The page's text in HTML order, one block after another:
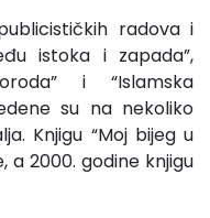
radova i
istoka i zapada”,
i “Islamska
su na nekoliko
Knjigu “Moj bijeg u
a 2000. godine knjigu